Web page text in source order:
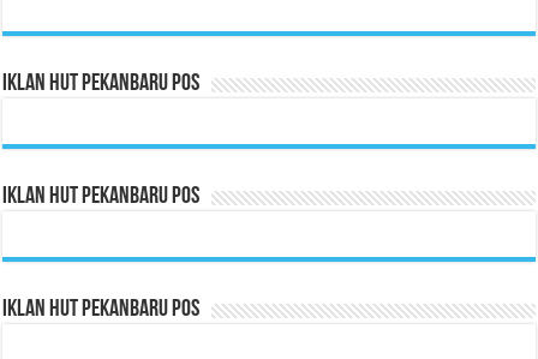
Iklan HUT Pekanbaru Pos
Iklan HUT Pekanbaru Pos
Iklan HUT Pekanbaru Pos